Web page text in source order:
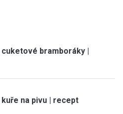
cuketové bramboráky |
na pivu | recept